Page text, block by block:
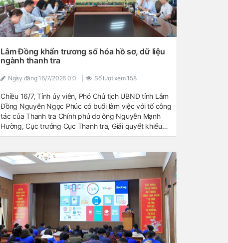
Lâm Đồng khẩn trương số hóa hồ sơ, dữ liệu
ngành thanh tra
Ngày đăng16/7/2026 0:0 | Số lượt xem158
Chiều 16/7, Tỉnh ủy viên, Phó Chủ tịch UBND tỉnh Lâm
Đồng Nguyễn Ngọc Phúc có buổi làm việc với tổ công
tác của Thanh tra Chính phủ do ông Nguyễn Mạnh
Hường, Cục trưởng Cục Thanh tra, Giải quyết khiếu
nại, tố cáo khu vực 2 (Cục II) làm Trưởng đoàn về triển
thanh tra”.